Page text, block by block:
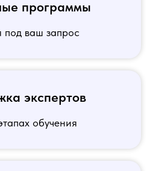
программы
под ваш запрос
экспертов
обучения